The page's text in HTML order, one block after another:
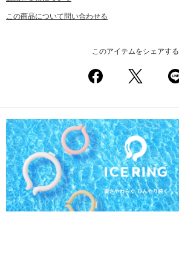
この商品について問い合わせる
このアイテムをシェアする